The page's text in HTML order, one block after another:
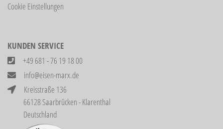
Cookie Einstellungen
KUNDEN SERVICE
+49 681 - 76 19 18 00
info@eisen-marx.de
Kreisstraße 136
66128 Saarbrücken - Klarenthal
Deutschland